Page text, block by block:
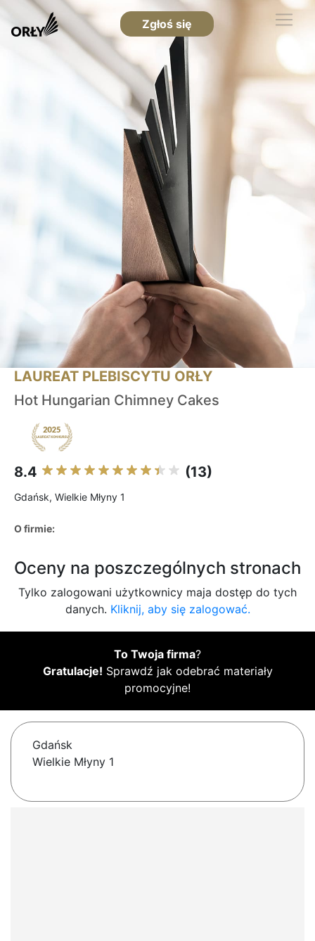
Zgłoś się
LAUREAT PLEBISCYTU ORŁY
Hot Hungarian Chimney Cakes
8.4 (13)
Gdańsk, Wielkie Młyny 1
O firmie:
Oceny na poszczególnych stronach
Tylko zalogowani użytkownicy maja dostęp do tych
danych. Kliknij, aby się zalogować.
To Twoja firma?
Gratulacje! Sprawdź jak odebrać materiały
promocyjne!
Gdańsk
Wielkie Młyny 1